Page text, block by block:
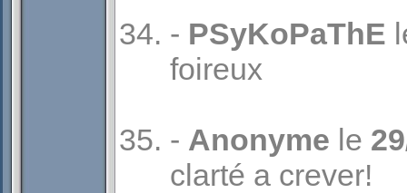
- PSyKoPaThE
foireux
- Anonyme le
clarté a crever!